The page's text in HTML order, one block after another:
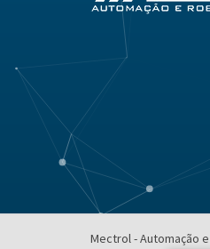
Mectrol - Automação